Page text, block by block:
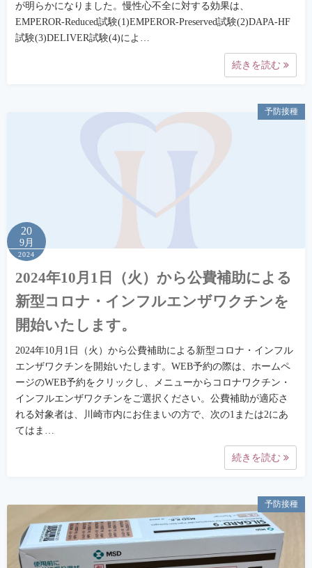
が明らかになりました。慢性心不全に対する効果は、
EMPEROR-Reduced試験(1)EMPEROR-Preserved試験(2)DAPA-HF
試験(3)DELIVER試験(4)によ…
続きを読む
予防接種
20
9月
2024
2024年10月1日（火）から公費補助による
新型コロナ・インフルエンザワクチンを
開始いたします。
2024年10月1日（火）から公費補助による新型コロナ・インフル
エンザワクチンを開始いたします。WEB予約の際は、ホームペ
ージのWEB予約をクリックし、メニューからコロナワクチン・
インフルエンザワクチンをご選択ください。公費補助が適応さ
れる対象者は、川崎市内にお住まいの方で、次の1または2にあ
てはま…
続きを読む
予防接種